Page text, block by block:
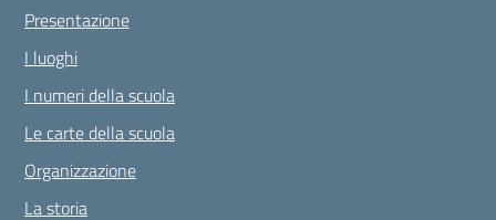
Presentazione
I luoghi
I numeri della scuola
Le carte della scuola
Organizzazione
La storia